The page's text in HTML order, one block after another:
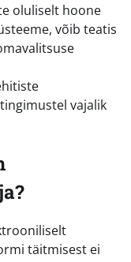
oluliselt hoone
võib teatis
vajalik
täitmisest ei